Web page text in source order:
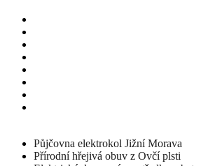
Půjčovna elektrokol Jižní Morava
Přírodní hřejivá obuv z Ovčí plsti